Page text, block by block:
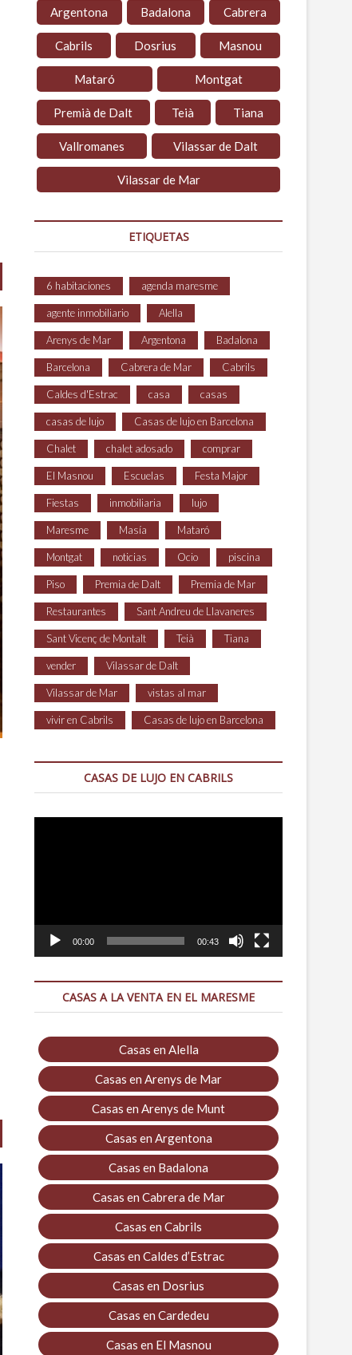
Argentona Badalona Cabrera
Cabrils Dosrius Masnou
Mataró Montgat
Premià de Dalt Teià Tiana
Vallromanes Vilassar de Dalt
Vilassar de Mar
ETIQUETAS
6 habitaciones agenda maresme
agente inmobiliario Alella
Arenys de Mar Argentona Badalona
Barcelona Cabrera de Mar Cabrils
Caldes d'Estrac casa casas
casas de lujo Casas de lujo en Barcelona
Chalet chalet adosado comprar
El Masnou Escuelas Festa Major
Fiestas inmobiliaria lujo
Maresme Masía Mataró
Montgat noticias Ocio piscina
Piso Premia de Dalt Premia de Mar
Restaurantes Sant Andreu de Llavaneres
Sant Vicenç de Montalt Teià Tiana
vender Vilassar de Dalt
Vilassar de Mar vistas al mar
vivir en Cabrils Casas de lujo en Barcelona
CASAS DE LUJO EN CABRILS
00:00 00:43
CASAS A LA VENTA EN EL MARESME
Casas en Alella
Casas en Arenys de Mar
Casas en Arenys de Munt
Casas en Argentona
Casas en Badalona
Casas en Cabrera de Mar
Casas en Cabrils
Casas en Caldes d’Estrac
Casas en Dosrius
Casas en Cardedeu
Casas en El Masnou